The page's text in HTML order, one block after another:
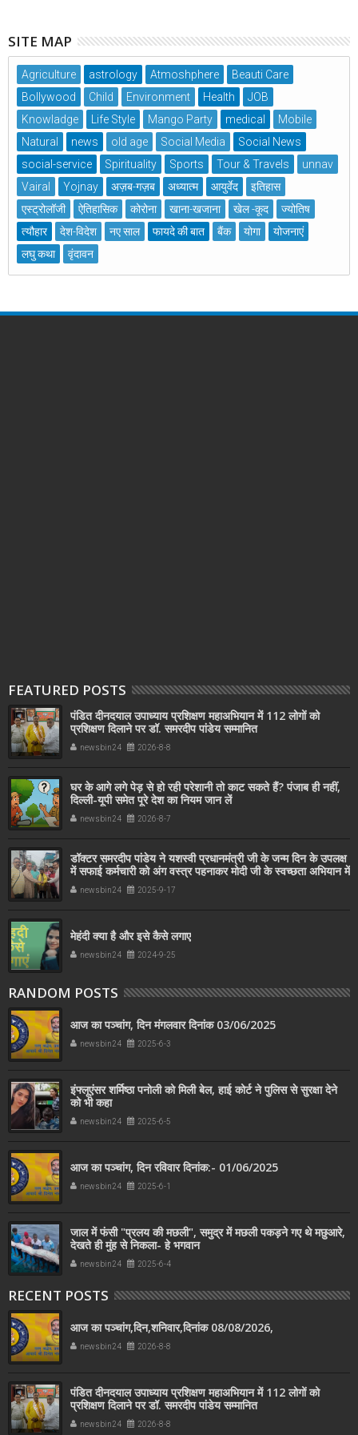
SITE MAP
Agriculture astrology Atmoshphere
Beauti Care
Bollywood
Child Environment Health
JOB
Knowladge
Life Style Mango Party medical
Mobile
Natural
news old age Social Media
Social News
social-service
Spirituality Sports Tour & Travels
unnav
Vairal
Yojnay अज़ब-गज़ब अध्यात्म आयुर्वेद
इतिहास
एस्ट्रोलॉजी
ऐतिहासिक कोरोना खाना-खजाना खेल -कूद
ज्योतिष
त्यौहार
देश-विदेश नए साल फायदे की बात बैंक योगा
योजनाएं
लघु कथा
वृंदावन
FEATURED POSTS
पंडित दीनदयाल उपाध्याय प्रशिक्षण महाअभियान में 112 लोगों को
प्रशिक्षण दिलाने पर डॉ. समरदीप पांडेय सम्मानित
newsbin24 2026-8-8
घर के आगे लगे पेड़ से हो रही परेशानी तो काट सकते हैं? पंजाब ही नहीं,
दिल्‍ली-यूपी समेत पूरे देश का नियम जान लें
newsbin24 2026-8-7
डॉक्टर समरदीप पांडेय ने यशस्वी प्रधानमंत्री जी के जन्म दिन के उपलक्ष
में सफाई कर्मचारी को अंग वस्त्र पहनाकर मोदी जी के स्वच्छता अभियान में
सहयोग किया
newsbin24 2025-9-17
मेहंदी क्या है और इसे कैसे लगाए
newsbin24 2024-9-25
RANDOM POSTS
आज का पञ्चांग, दिन मंगलवार दिनांक 03/06/2025
newsbin24 2025-6-3
इंफ्लूएंसर शर्मिष्ठा पनोली को मिली बेल, हाई कोर्ट ने पुलिस से सुरक्षा देने
को भी कहा
newsbin24 2025-6-5
आज का पञ्चांग, दिन रविवार दिनांक:- 01/06/2025
newsbin24 2025-6-1
जाल में फंसी "प्रलय की मछली", समुद्र में मछली पकड़ने गए थे मछुआरे,
देखते ही मुंह से निकला- हे भगवान
newsbin24 2025-6-4
RECENT POSTS
आज का पञ्चांग,दिन,शनिवार,दिनांक 08/08/2026,
newsbin24 2026-8-8
पंडित दीनदयाल उपाध्याय प्रशिक्षण महाअभियान में 112 लोगों को
प्रशिक्षण दिलाने पर डॉ. समरदीप पांडेय सम्मानित
newsbin24 2026-8-8